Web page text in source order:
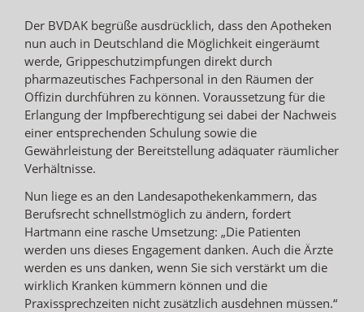
Der BVDAK begrüße ausdrücklich, dass den Apotheken
nun auch in Deutschland die Möglichkeit eingeräumt
werde, Grippeschutzimpfungen direkt durch
pharmazeutisches Fachpersonal in den Räumen der
Offizin durchführen zu können. Voraussetzung für die
Erlangung der Impfberechtigung sei dabei der Nachweis
einer entsprechenden Schulung sowie die
Gewährleistung der Bereitstellung adäquater räumlicher
Verhältnisse.
Nun liege es an den Landesapothekenkammern, das
Berufsrecht schnellstmöglich zu ändern, fordert
Hartmann eine rasche Umsetzung: „Die Patienten
werden uns dieses Engagement danken. Auch die Ärzte
werden es uns danken, wenn Sie sich verstärkt um die
wirklich Kranken kümmern können und die
Praxissprechzeiten nicht zusätzlich ausdehnen müssen.“